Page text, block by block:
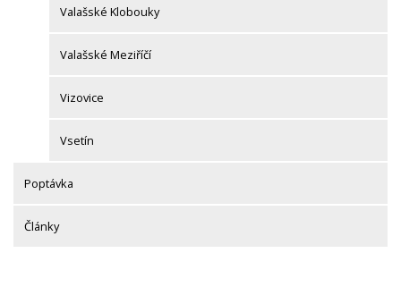
Valašské Klobouky
Valašské Meziříčí
Vizovice
Vsetín
Poptávka
Články